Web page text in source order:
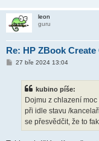
leon
guru
Re: HP ZBook Create
P27 bře 2024 13:04
kubino píše:
Dojmu z chlazení
při idle stavu /
se přesvědčit, že to